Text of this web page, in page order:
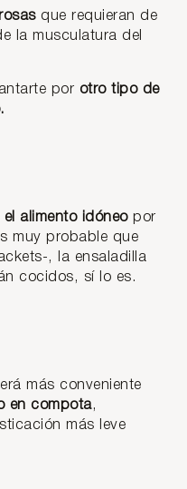
que requieran de
la musculatura del
por otro tipo de
el alimento idóneopor
muy probable que
, la ensaladilla
cocidos, sí lo es.
más conveniente
en compota,
más leve